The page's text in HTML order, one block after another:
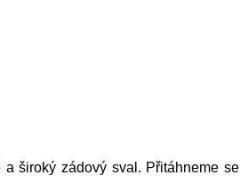
široký zádový sval. Přitáhneme se